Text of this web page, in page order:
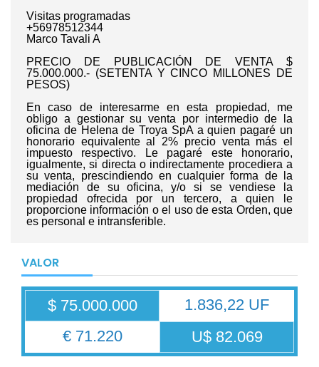
Visitas programadas
+56978512344
Marco Tavali A
PRECIO DE PUBLICACIÓN DE VENTA $
75.000.000.- (SETENTA Y CINCO MILLONES DE
PESOS)
En caso de interesarme en esta propiedad, me
obligo a gestionar su venta por intermedio de la
oficina de Helena de Troya SpA a quien pagaré un
honorario equivalente al 2% precio venta más el
impuesto respectivo. Le pagaré este honorario,
igualmente, si directa o indirectamente procediera a
su venta, prescindiendo en cualquier forma de la
mediación de su oficina, y/o si se vendiese la
propiedad ofrecida por un tercero, a quien le
proporcione información o el uso de esta Orden, que
es personal e intransferible.
VALOR
$ 75.000.000
1.836,22 UF
€ 71.220
U$ 82.069